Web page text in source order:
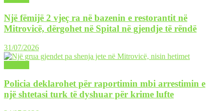
Një fëmijë 2 vjeç ra në bazenin e restorantit në
Mitrovicë, dërgohet në Spital në gjendje të rëndë
31/07/2026
Policia deklarohet për raportimin mbi arrestimin e
një shtetasi turk të dyshuar për krime lufte